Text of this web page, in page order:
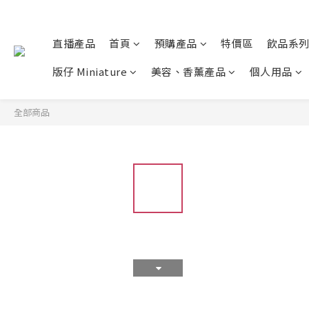
直播產品 首頁 預購產品 特價區
飲品系列
版仔 Miniature
美容、香薰產品 個人用品
全部商品